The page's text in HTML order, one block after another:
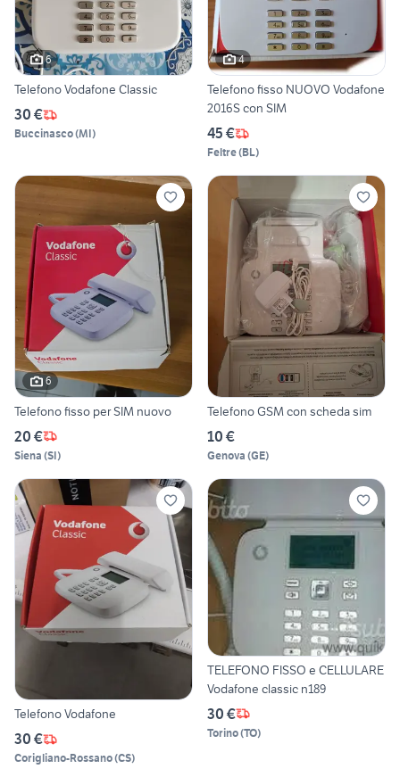
6
Telefono Vodafone Classic
30 €
Buccinasco(MI)
4
Telefono fisso NUOVO Vodafone
2016S con SIM
45 €
Feltre(BL)
6
Telefono fisso per SIM nuovo
20 €
Siena (SI)
Telefono GSM con scheda sim
10 €
Genova (GE)
Telefono Vodafone
30 €
Corigliano-Rossano(CS)
TELEFONO FISSO e CELLULARE
Vodafone classic n189
30 €
Torino(TO)